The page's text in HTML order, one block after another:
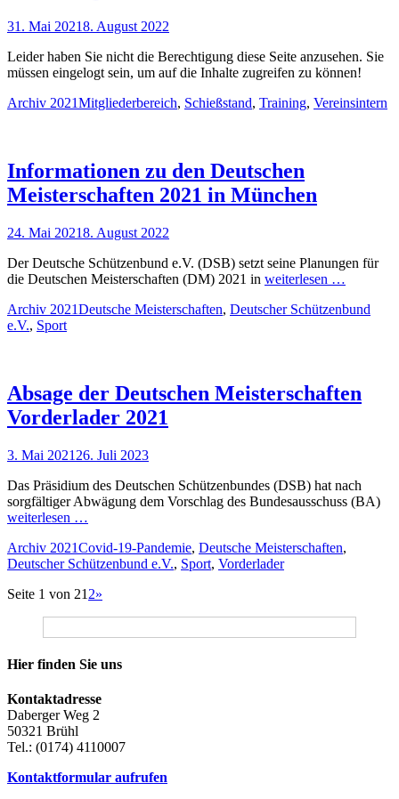
Veröffentlicht
31. Mai 20218. August 2022
Leider haben Sie nicht die Berechtigung diese Seite anzusehen. Sie
müssen eingelogt sein, um auf die Inhalte zugreifen zu können!
Kategorien
Archiv 2021Schlagworte
Mitgliederbereich, Schießstand, Training, Vereinsintern
Informationen zu den Deutschen
Meisterschaften 2021 in München
Veröffentlicht
24. Mai 20218. August 2022
Der Deutsche Schützenbund e.V. (DSB) setzt seine Planungen für
die Deutschen Meisterschaften (DM) 2021 in weiterlesen …
Kategorien
Archiv 2021Schlagworte
Deutsche Meisterschaften, Deutscher Schützenbund
e.V., Sport
Absage der Deutschen Meisterschaften
Vorderlader 2021
Veröffentlicht
3. Mai 2021 26. Juli 2023
Das Präsidium des Deutschen Schützenbundes (DSB) hat nach
sorgfältiger Abwägung dem Vorschlag des Bundesausschuss (BA)
weiterlesen …
Kategorien
Archiv 2021Schlagworte
Covid-19-Pandemie, Deutsche Meisterschaften,
Deutscher Schützenbund e.V., Sport, Vorderlader
Beitragsnavigation
Seite 1 von 21 2»
Hier finden Sie uns
Kontaktadresse
Daberger Weg 2
50321 Brühl
Tel.: (0174) 4110007
Kontaktformular aufrufen